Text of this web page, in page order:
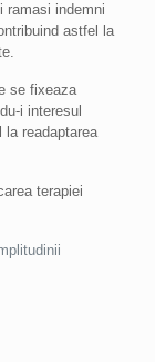
ramasi indemni
astfel la
se fixeaza
i interesul
readaptarea
terapiei